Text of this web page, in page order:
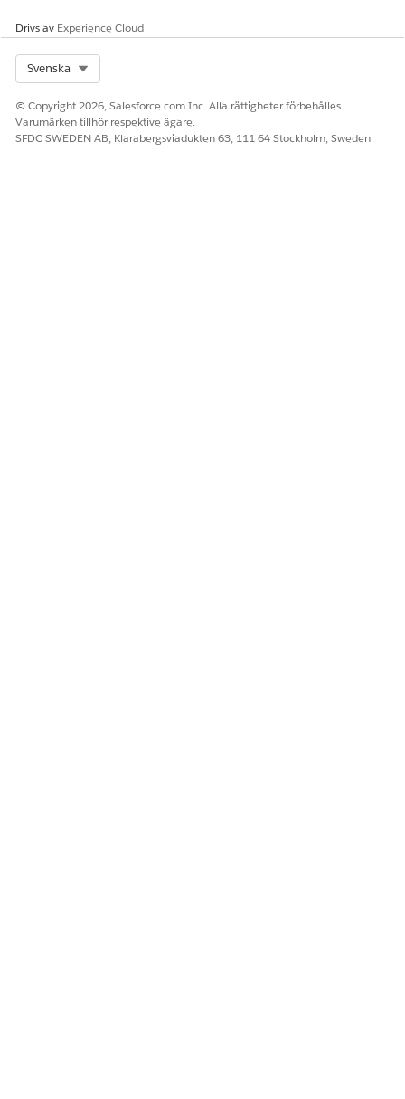
Berätta för oss vad vi kan förbättra!
Drivs av Experience Cloud
Svenska
© Copyright 2026, Salesforce.com Inc. Alla rättigheter förbehålles.
Varumärken tillhör respektive ägare.
SFDC SWEDEN AB, Klarabergsviadukten 63, 111 64 Stockholm, Sweden